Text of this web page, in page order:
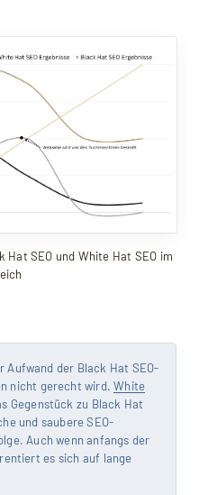
Hat SEO und White Hat SEO im
Aufwand der Black Hat SEO-
nicht gerecht wird.White
Gegenstück zu Black Hat
und saubere SEO-
Auch wenn anfangs der
es sich auf lange